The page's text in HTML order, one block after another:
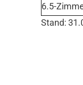
6.5-
Stand: